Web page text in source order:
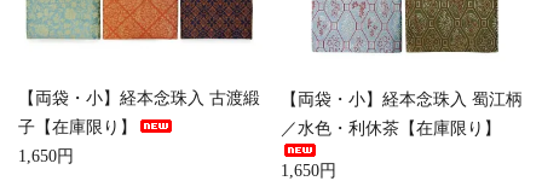
お手入れ用品
【両袋・小】経本念珠入 古渡緞
子【在庫限り】
1,650円
【両袋・小】経本念珠入 蜀江柄
／水色・利休茶【在庫限り】
1,650円